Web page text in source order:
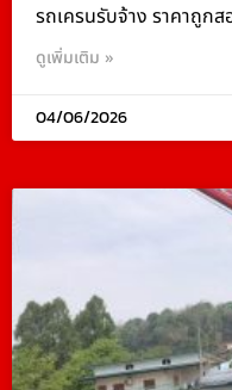
รถเครนรับจ้าง ราคาถูก
ดูเพิ่มเติม »
04/06/2026